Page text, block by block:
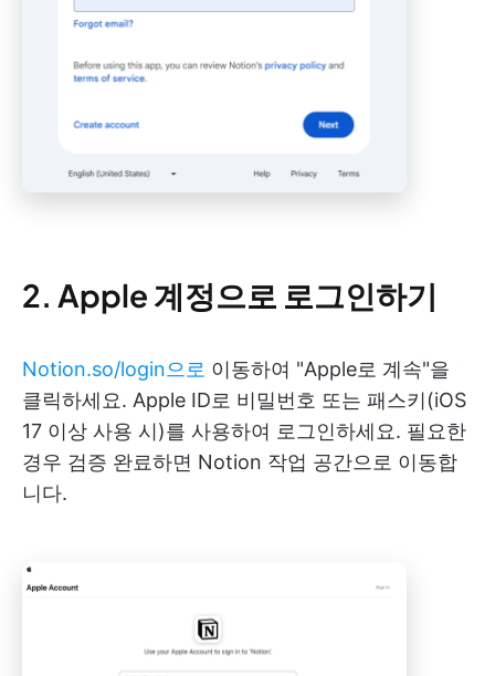
2. Apple 계정으로 로그인하기
Notion.so/login으로 이동하여 "Apple로 계속"을
클릭하세요. Apple ID로 비밀번호 또는 패스키(iOS
17 이상 사용 시)를 사용하여 로그인하세요. 필요한
경우 검증 완료하면 Notion 작업 공간으로 이동합
니다.